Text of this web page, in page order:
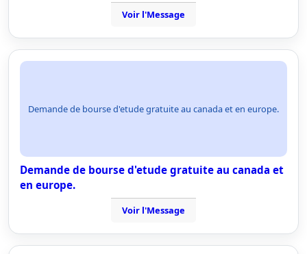
Voir l'Message
Demande de bourse d'etude gratuite au canada et en europe.
Demande de bourse d'etude gratuite au canada et
en europe.
Voir l'Message